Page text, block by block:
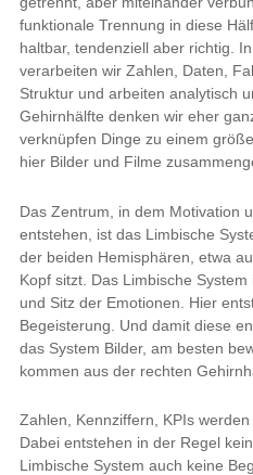
funktionale Trennung in diese
haltbar, tendenziell aber richtig.
verarbeiten wir Zahlen, Daten,
Struktur und arbeiten analytisch
Gehirnhälfte denken wir eher
verknüpfen Dinge zu einem
hier Bilder und Filme
Das Zentrum, in dem Motivation
entstehen, ist das Limbische
der beiden Hemisphären, etwa
Kopf sitzt. Das Limbische
und Sitz der Emotionen. Hier
Begeisterung. Und damit diese
das System Bilder, am besten
kommen aus der rechten
Zahlen, Kennziffern, KPIs
Dabei entstehen in der Regel
Limbische System auch keine